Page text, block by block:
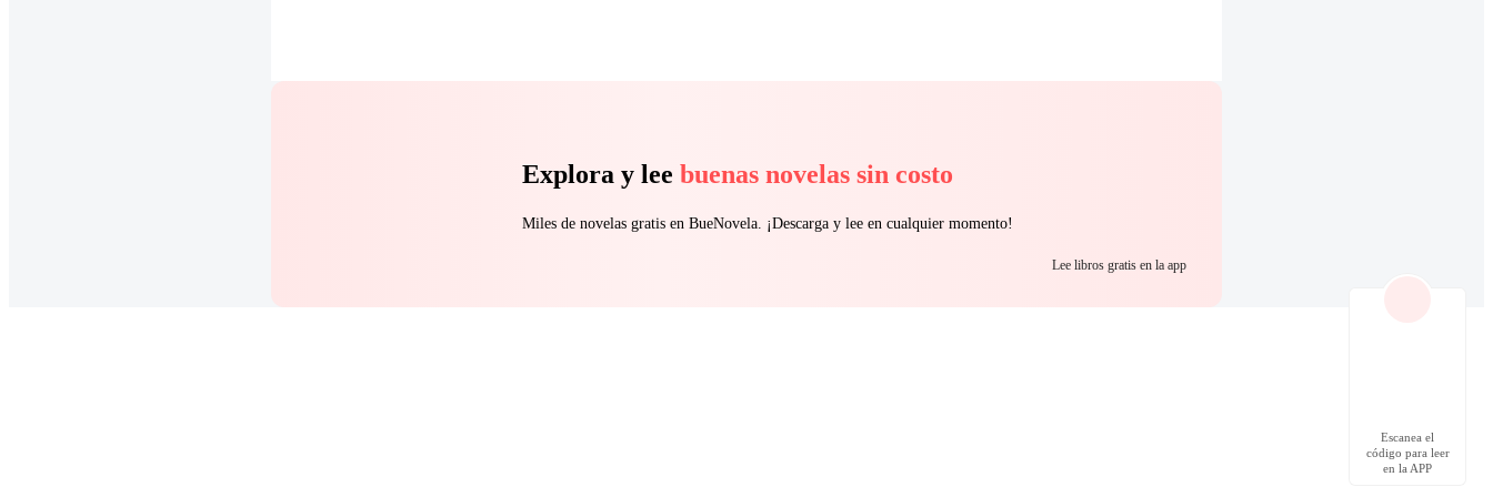
Explora y lee buenas novelas sin costo
Miles de novelas gratis en BueNovela. ¡Descarga y lee en cualquier momento!
Lee libros gratis en la app
Escanea el
código para leer
en la APP